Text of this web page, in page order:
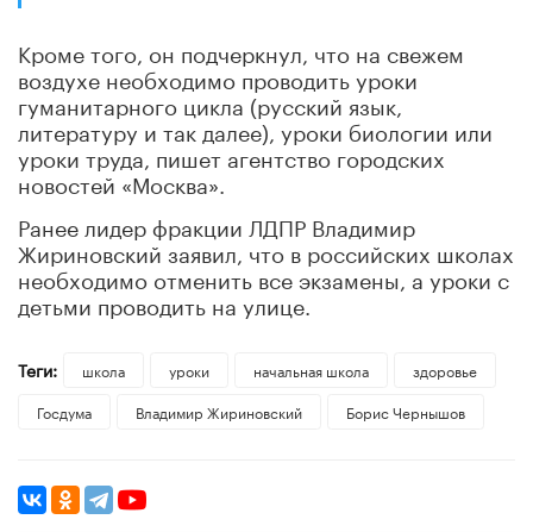
Кроме того, он подчеркнул, что на свежем
воздухе необходимо проводить уроки
гуманитарного цикла (русский язык,
литературу и так далее), уроки биологии или
уроки труда, пишет агентство городских
новостей «Москва».
Ранее лидер фракции ЛДПР Владимир
Жириновский заявил, что в российских школах
необходимо отменить все экзамены, а уроки с
детьми проводить на улице.
Теги: школа уроки начальная школа
здоровье
Госдума
Владимир Жириновский Борис Чернышов